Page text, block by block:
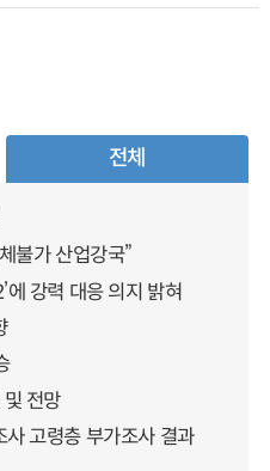
전체
불가 산업강국”
에 강력 대응 의지 밝혀
전망
고령층 부가조사 결과